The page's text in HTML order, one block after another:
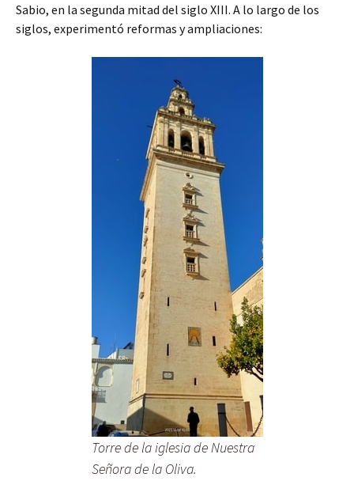
Sabio, en la segunda mitad del siglo XIII. A lo largo de los
siglos, experimentó reformas y ampliaciones:
Torre de la iglesia de Nuestra
Señora de la Oliva.